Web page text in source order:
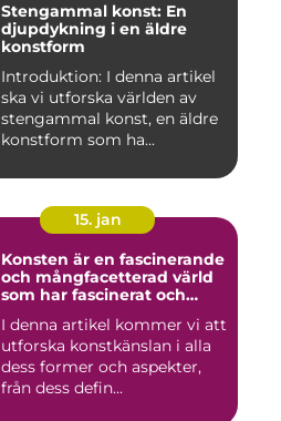
Stengammal konst: En
djupdykning i en äldre
konstform
Introduktion: I denna artikel
ska vi utforska världen av
stengammal konst, en äldre
konstform som ha...
15. jan
Konsten är en fascinerande
och mångfacetterad värld
som har fascinerat och
århundraden
I denna artikel kommer vi att
utforska konstkänslan i alla
dess former och aspekter,
från dess defin...